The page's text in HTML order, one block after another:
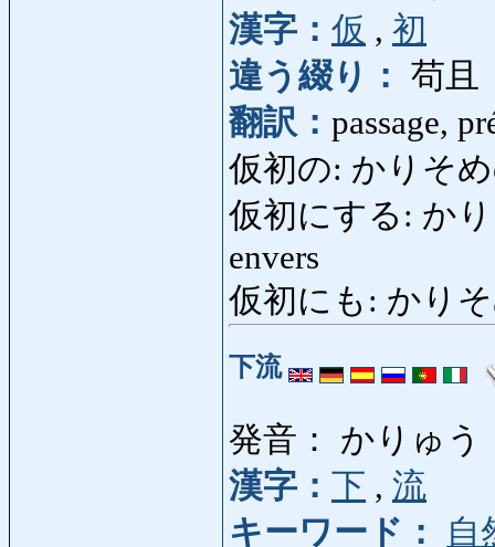
漢字： 仮 , 初
違う綴り： 苟且
翻訳： passage,
仮初の: かりそめ
仮初にする: かり
envers
仮初にも: かり
下流
発音： かりゅう
漢字： 下 , 流
キーワード：
自